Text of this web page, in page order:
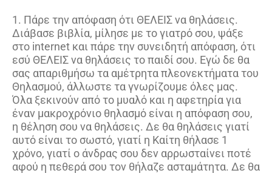
1. Πάρε την απόφαση ότι ΘΕΛΕΙΣ να θηλάσεις.
Διάβασε βιβλία, μίλησε με το γιατρό σου, ψάξε
στο inter­net και πάρε την συνειδητή απόφαση, ότι
εσύ ΘΕΛΕΙΣ να θηλάσεις το παιδί σου. Εγώ δε θα
σας απαριθμήσω τα αμέτρητα πλεονεκτήματα του
Θηλασμού, άλλωστε τα γνωρίζουμε όλες μας.
Όλα ξεκινούν από το μυαλό και η αφετηρία για
έναν μακροχρόνιο θηλασμό είναι η απόφαση σου,
η θέληση σου να θηλάσεις. Δε θα θηλάσεις γιατί
αυτό είναι το σωστό, γιατί η Καίτη θήλασε 1
χρόνο, γιατί ο άνδρας σου δεν αρρωσταίνει ποτέ
αφού η πεθερά σου τον θήλαζε ασταμάτητα. Δε θα